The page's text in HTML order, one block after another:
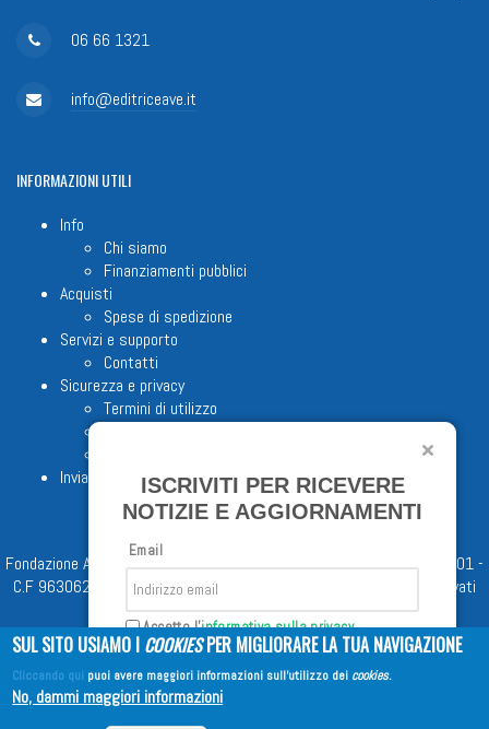
06 66 1321
info@editriceave.it
INFORMAZIONIUTILI
Info
Chi siamo
Finanziamenti pubblici
Acquisti
Spese di spedizione
Servizi e supporto
Contatti
Sicurezza e privacy
Termini di utilizzo
Invia proposta editoriale
Fondazione Apostolicam Actuositatem ETS © 2023 - P.I. 05398481001 -
C.F 96306220581 - REA 888781 del 23/02/98 - Tutti i diritti riservati
Copyright © 2026EDITRICE AVE
ISCRIVITI PER RICEVERE
NOTIZIE E AGGIORNAMENTI
Email
Accetto l'informativa sulla privacy
Iscriviti
SUL SITO USIAMO I COOKIESPER MIGLIORARE LA TUA NAVIGAZIONE
Cliccando qui puoi avere maggiori informazioni sull'utilizzo dei cookies.
No, dammi maggiori informazioni